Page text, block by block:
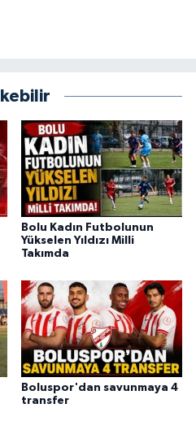
Bolu Kadın Futbolunun
Yükselen Yıldızı Milli
Takımda
Boluspor'dan savunmaya 4
transfer